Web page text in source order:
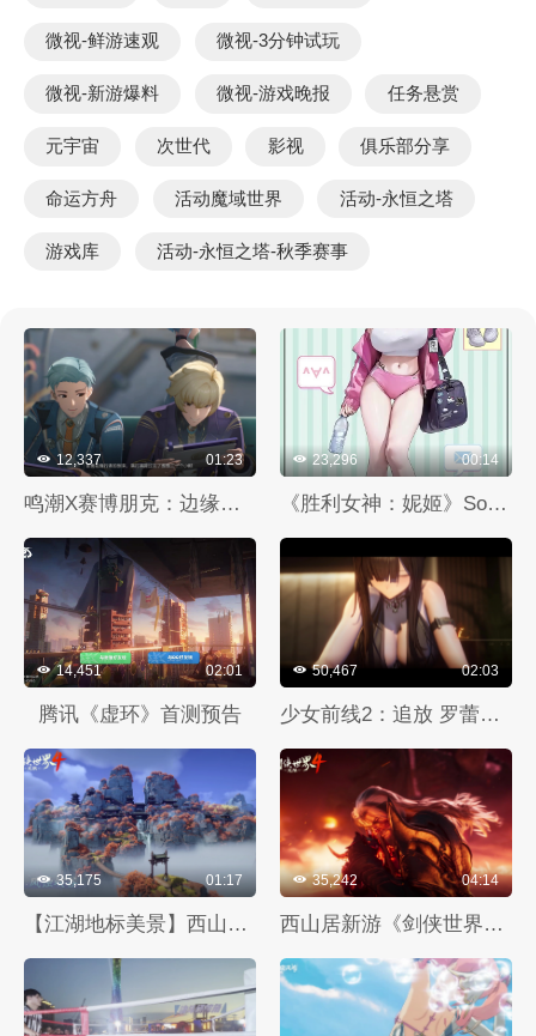
微视-鲜游速观 微视-3分钟试玩
微视-新游爆料 微视-游戏晚报 任务悬赏
元宇宙 次世代 影视 俱乐部分享
命运方舟 活动魔域世界 活动-永恒之塔
游戏库 活动-永恒之塔-秋季赛事
12,337 01:23
鸣潮X赛博朋克：边缘行者 联动预告
23,296 00:14
《胜利女神：妮姬》Sora新服装介绍
14,451 02:01
腾讯《虚环》首测预告
50,467 02:03
少女前线2：追放 罗蕾莱PV
35,175 01:17
【江湖地标美景】西山居《剑侠世界4：无限》无缝地图场景演示
35,242 04:14
西山居新游《剑侠世界4：无限》首曝演示视频：新一代经典武侠